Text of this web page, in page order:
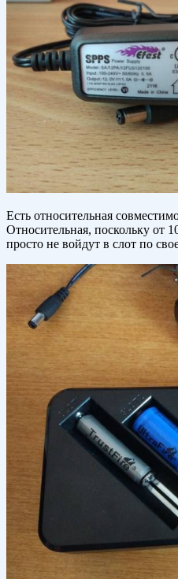
Есть относительная
Относительная, поскольку от
просто не войдут в слот по